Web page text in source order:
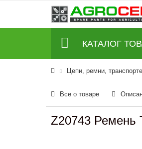
КАТАЛОГ
Цепи, ремни,
Все о товаре
Z20743 Ремень